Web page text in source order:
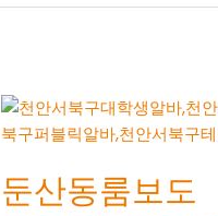
둔산동룸보도